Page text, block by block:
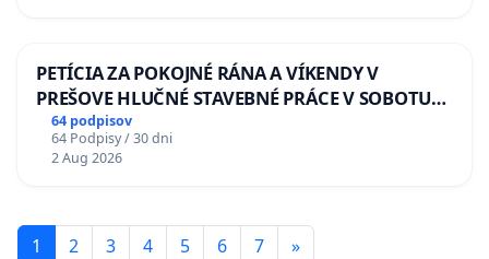
PETÍCIA ZA POKOJNÉ RÁNA A VÍKENDY V
PREŠOVE HLUČNÉ STAVEBNÉ PRÁCE V SOBOTU
LEN OD 9.00 DO 13.00 HOD., CEZ PRACOVNÝ
TÝŽDEŇ CIEĽ 8.00 – 18.00 HOD. A PRAVIDELNÁ
KONTROLA STAVBY C-AREA NA
64 podpisov
64 Podpisy / 30 dni
2 Aug 2026
1 2 3 4 5 6 7 »